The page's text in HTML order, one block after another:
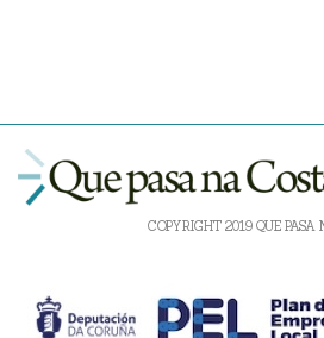
COPYRIGHT 2019 QUE PASA